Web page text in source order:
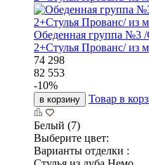
Обеденная группа №3
2+Стулья Прованс/ из
74 298
82 553
-10%
в корзину Товар в
Белый (7)
Выберите цвет:
Варианты отделки :